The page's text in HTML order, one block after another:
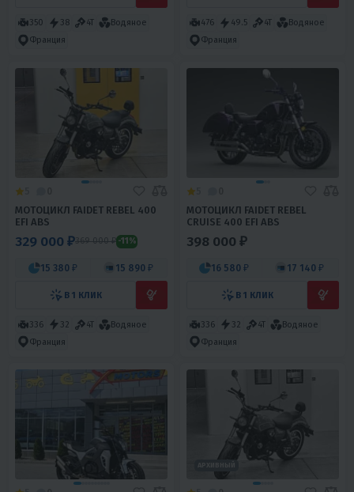
350 38 4T
Водяное
Франция
476 49.5 4T
Водяное
Франция
МОТОЦИКЛ FAIDET REBEL 400
EFI ABS
329 000 ₽369 000 ₽ -11%
15 380 ₽ 15 890 ₽
В 1 КЛИК
336 32 4T
Водяное
Франция
МОТОЦИКЛ FAIDET REBEL
CRUISE 400 EFI ABS
398 000 ₽
16 580 ₽ 17 140 ₽
В 1 КЛИК
336 32 4T
Водяное
Франция
АРХИВНЫЙ